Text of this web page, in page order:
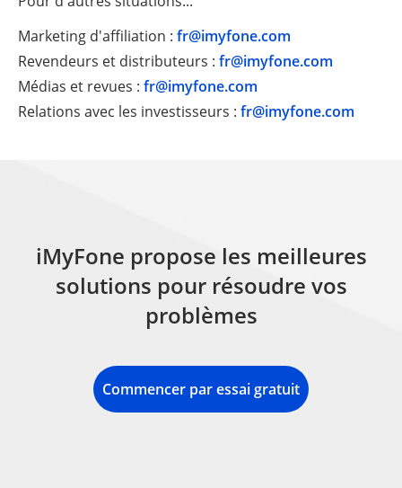
Marketing d'affiliation : fr@imyfone.com
Revendeurs et distributeurs : fr@imyfone.com
Médias et revues : fr@imyfone.com
Relations avec les investisseurs : fr@imyfone.com
iMyFone propose les meilleures
solutions pour résoudre vos
problèmes
Commencer par essai gratuit